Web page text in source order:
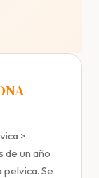
>
de un año
Se